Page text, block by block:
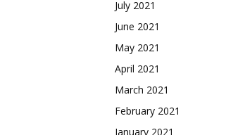
July 2021
June 2021
May 2021
April 2021
March 2021
February 2021
January 2021